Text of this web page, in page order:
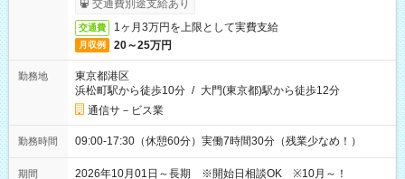
交通費別途支給あり
交通費 1ヶ月3万円を上限として実費支給
月収例 20～25万円
勤務地
東京都港区
浜松町駅から徒歩10分 / 大門(東京都)駅から徒歩12分
通信サ－ビス業
勤務時間 09:00-17:30（休憩60分）実働7時間30分（残業少なめ！）
期間 2026年10月01日～長期 ※開始日相談OK ※10月～！